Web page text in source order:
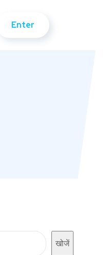
Enter
Enter
खोजें